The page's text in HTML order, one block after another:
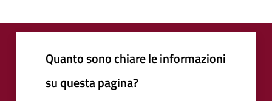
Quanto sono chiare le informazioni
su questa pagina?